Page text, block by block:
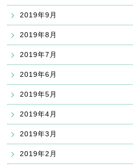
2019年9月
2019年8月
2019年7月
2019年6月
2019年5月
2019年4月
2019年3月
2019年2月